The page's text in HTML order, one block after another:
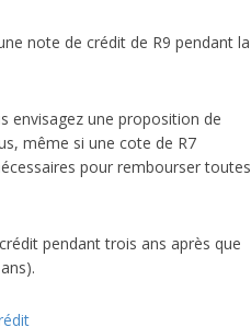
note de crédit de R9 pendant la
envisagez une proposition de
même si une cote de R7
pour rembourser toutes
pendant trois ans après que